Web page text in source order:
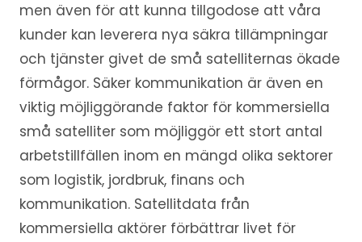
men även för att kunna tillgodose att våra
kunder kan leverera nya säkra tillämpningar
och tjänster givet de små satelliternas ökade
förmågor. Säker kommunikation är även en
viktig möjliggörande faktor för kommersiella
små satelliter som möjliggör ett stort antal
arbetstillfällen inom en mängd olika sektorer
som logistik, jordbruk, finans och
kommunikation. Satellitdata från
kommersiella aktörer förbättrar livet för